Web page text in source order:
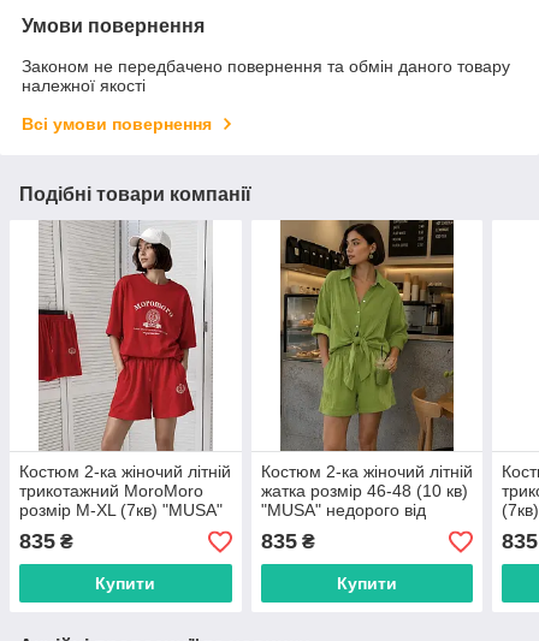
Умови повернення
Законом не передбачено повернення та обмін даного товару
належної якості
Всі умови повернення
Подібні товари компанії
Костюм 2-ка жіночий літній
трикотажний MoroMoro
розмір M-XL (7кв) "MUSA"
недорого від прямого
постачальника
835 ₴
Купити
Костюм 2-ка жіночий літній
жатка розмір 46-48 (10 кв)
"MUSA" недорого від
прямого постачальника
835₴
Купити
835